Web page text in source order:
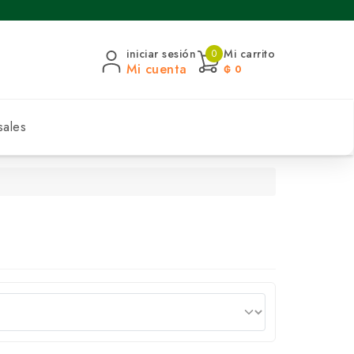
iniciar sesión
Mi cuenta
0 Mi carrito
₲ 0